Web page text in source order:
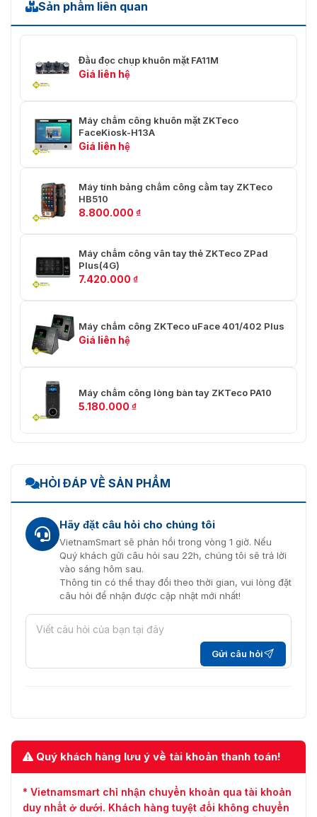
ZKTeco uFace202 nhận diện khuôn mặt <1 giây
>> Tìm hiểu thêm:Máy chấm công khuôn mặt ZKTeco
Khi mua máy chấm công khuôn mặt ZKTeco
uFace202(Plus) củaVietnamSmart
công khuôn mặt có đầy đủ tem, mác trên khóa cùng
chính sách bảo hành 12 tháng.
Hotline: 0936.611.372 (8h-18h kể cả T7,CN)
Hỗ trợ kỹ thuật: 093.6363.595
Địa chỉ HN: số 4, ngõ 173 Trung Kính, Yên Hòa, Cầu
Giấy, Hà Nội
Địa chỉ HCM: 26/2 Đường 702 Hồng Bàng – P1 – Quận
Sản phẩm liên quan
Đầu đọc chụp khuôn mặt FA11M
Giá liên hệ
Máy chấm công khuôn mặt ZKTeco
FaceKiosk-H13A
Giá liên hệ
Máy tính bảng chấm công cầm tay ZKTeco
HB510
8.800.000 ₫
Máy chấm công vân tay thẻ ZKTeco ZPad
Plus(4G)
7.420.000 ₫
Máy chấm công ZKTeco uFace 401/402 Plus
Giá liên hệ
Máy chấm công lòng bàn tay ZKTeco PA10
5.180.000 ₫
HỎI ĐÁP VỀ SẢN PHẨM
Hãy đặt câu hỏi cho chúng tôi
VietnamSmart sẽ phản hồi trong vòng 1 giờ. Nếu
Quý khách gửi câu hỏi sau 22h, chúng tôi sẽ trả lời
vào sáng hôm sau.
Thông tin có thể thay đổi theo thời gian, vui lòng đặt
câu hỏi để nhận được cập nhật mới nhất!
Gửi câu hỏi
Quý khách hàng lưu ý về tài khoản thanh toán!
* Vietnamsmart chỉ nhận chuyển khoản qua tài khoản
duy nhất ở dưới. Khách hàng tuyệt đối không chuyển